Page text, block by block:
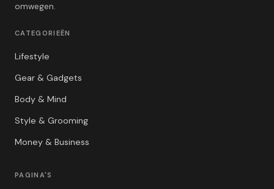
omwegen.
CATEGORIEËN
Lifestyle
Gear & Gadgets
Body & Mind
Style & Grooming
Money & Business
PAGINA'S